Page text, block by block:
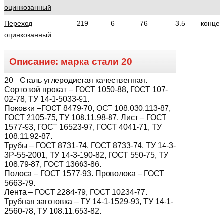
оцинкованный
Переход
оцинкованный
219 6 76 3.5
Описание: марка стали 20
20 - Сталь углеродистая качественная.
Сортовой прокат – ГОСТ 1050-88, ГОСТ 107-
02-78, ТУ 14-1-5033-91.
Поковки –ГОСТ 8479-70, ОСТ 108.030.113-87,
ГОСТ 2105-75, ТУ 108.11.98-87. Лист – ГОСТ
1577-93, ГОСТ 16523-97, ГОСТ 4041-71, ТУ
108.11.92-87.
Трубы – ГОСТ 8731-74, ГОСТ 8733-74, ТУ 14-3-
3Р-55-2001, ТУ 14-3-190-82, ГОСТ 550-75, ТУ
108.79-87, ГОСТ 13663-86.
Полоса – ГОСТ 1577-93. Проволока – ГОСТ
5663-79.
Лента – ГОСТ 2284-79, ГОСТ 10234-77.
Трубная заготовка – ТУ 14-1-1529-93, ТУ 14-1-
2560-78, ТУ 108.11.653-82.